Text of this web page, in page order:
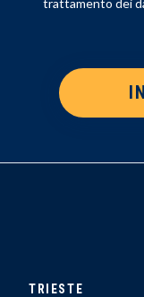
TRIESTE